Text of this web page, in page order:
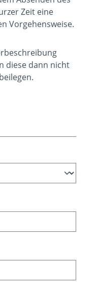
Zeit eine
Vorgehensweise.
diese dann nicht